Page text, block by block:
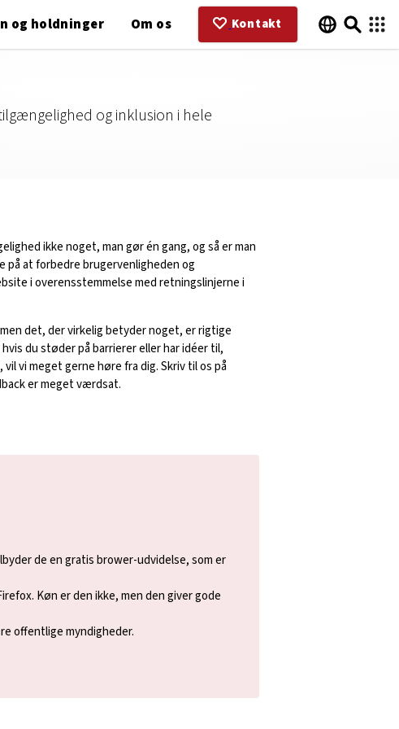
og holdninger Om os Kontakt
og inklusion i hele
ikke noget, man gør én gang, og så er man
på at forbedre brugervenligheden og
i overensstemmelse med retningslinjerne i
det, der virkelig betyder noget, er rigtige
du støder på barrierer eller har idéer til,
vi meget gerne høre fra dig. Skriv til os på
er meget værdsat.
de en gratis brower-udvidelse, som er
Køn er den ikke, men den giver gode
offentlige myndigheder.